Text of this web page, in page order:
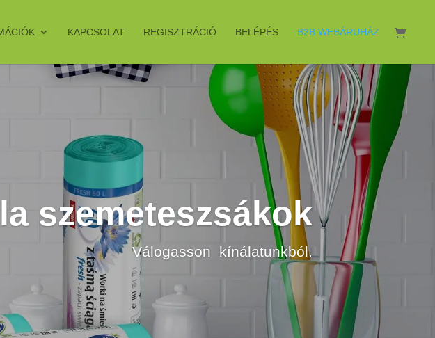
KAPCSOLAT REGISZTRÁCIÓ BELÉPÉS B2B WEBÁRUHÁZ
szemeteszsákok
Válogasson kínálatunkból.